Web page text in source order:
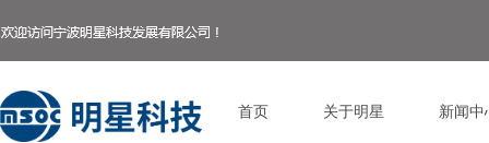
首页 关于明星 新闻中